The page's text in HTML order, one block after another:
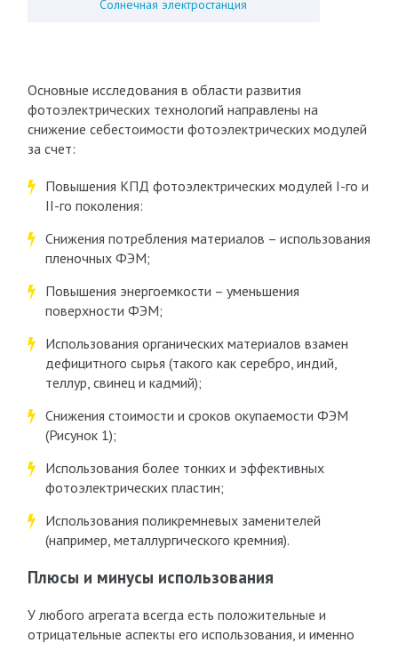
Солнечная электростанция
Основные исследования в области развития
фотоэлектрических технологий направлены на
снижение себестоимости фотоэлектрических модулей
за счет:
Повышения КПД фотоэлектрических модулей I-го и
II-го поколения:
Снижения потребления материалов – использования
пленочных ФЭМ;
Повышения энергоемкости – уменьшения
поверхности ФЭМ;
Использования органических материалов взамен
дефицитного сырья (такого как серебро, индий,
теллур, свинец и кадмий);
Снижения стоимости и сроков окупаемости ФЭМ
(Рисунок 1);
Использования более тонких и эффективных
фотоэлектрических пластин;
Использования поликремневых заменителей
(например, металлургического кремния).
Плюсы и минусы использования
У любого агрегата всегда есть положительные и
отрицательные аспекты его использования, и именно